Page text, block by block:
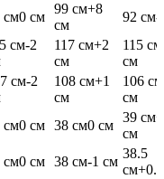
см0 см
99 см+8
см
92 см-
см-2
117 см+2
см
115 см
см
см-2
108 см+1
см
106 см
см
см0 см 38 см0 см
39 см
см
см0 см 38 см-1 см
38.5
см